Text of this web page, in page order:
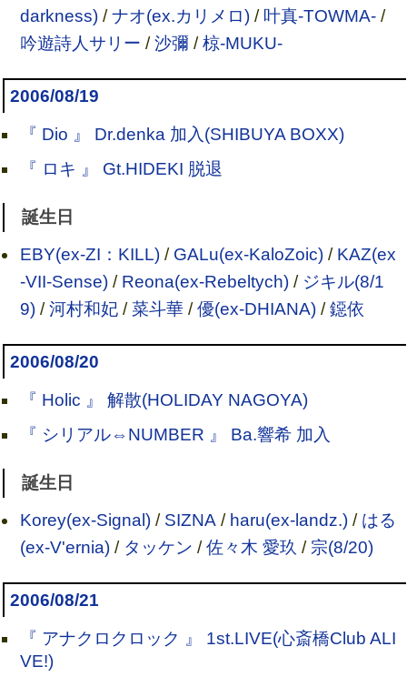
darkness)/ナオ(ex.カリメロ)/ 叶真-TOWMA-/
吟遊詩人サリー /沙彌 /椋-MUKU-
2006/08/19
『 Dio 』 Dr.denka 加入(SHIBUYA BOXX)
『 ロキ 』 Gt.HIDEKI 脱退
誕生日
EBY(ex-ZI：KILL)/ GALu(ex-KaloZoic)/ KAZ(ex
-VII-Sense)/ Reona(ex-Rebeltych)/ ジキル(8/1
9)/河村和妃/ 菜斗華/優(ex-DHIANA)/鐚依
2006/08/20
『 Holic 』 解散(HOLIDAY NAGOYA)
『 シリアル⇔NUMBER 』 Ba.響希 加入
誕生日
Korey(ex-Signal)/ SIZNA / haru(ex-landz.)/ はる
(ex-V'ernia)/ タッケン /佐々木 愛玖 / 宗(8/20)
2006/08/21
『 アナクロクロック 』 1st.LIVE(心斎橋Club ALI
VE!)